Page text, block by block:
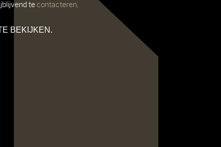
tecontacteren.
BEKIJKEN.